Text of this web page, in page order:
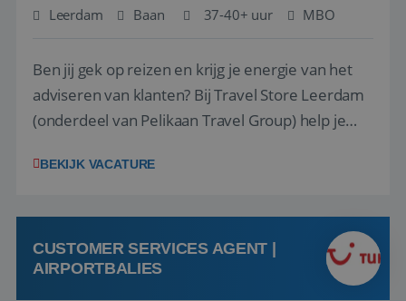
Leerdam Baan 37-40+ uur MBO
Ben jij gek op reizen en krijg je energie van het
adviseren van klanten? Bij Travel Store Leerdam
(onderdeel van Pelikaan Travel Group) help je
vinden. Samen maken we van elke reis een
hebt in de reisbranche of j...
BEKIJK VACATURE
CUSTOMER SERVICES AGENT |
AIRPORTBALIES